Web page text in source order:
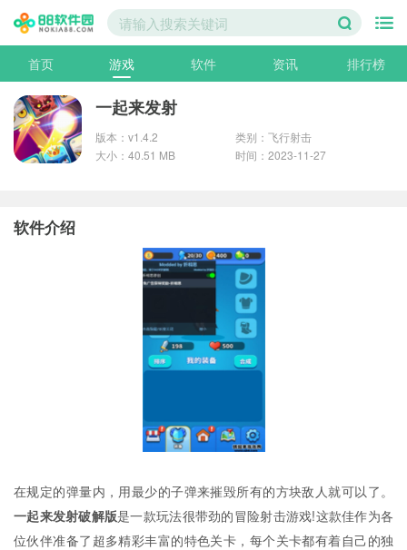
首页 游戏 软件 资讯 排行榜
一起来发射
版本：v1.4.2
类别：飞行射击
大小：40.51 MB
时间：2023-11-27
软件介绍
在规定的弹量内，用最少的子弹来摧毁所有的方块敌人就可以了。
一起来发射破解版是一款玩法很带劲的冒险射击游戏!这款佳作为各
位伙伴准备了超多精彩丰富的特色关卡，每个关卡都有着自己的独